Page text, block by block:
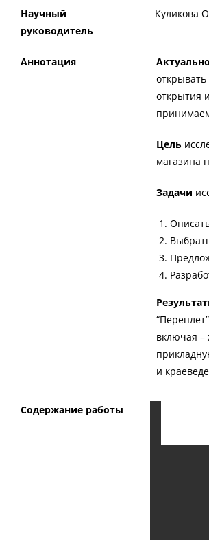
Научный
руководитель
Куликова
Аннотация
открытия
Цель
магазина
Задачи
включая –
и
Содержание работы